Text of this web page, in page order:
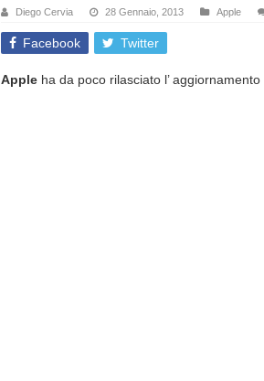
Diego Cervia 28 Gennaio, 2013 Apple
Facebook Twitter
Appleha da poco rilasciato l’ aggiornamento